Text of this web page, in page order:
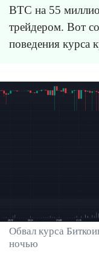
BTC на 55
трейдером. Вот
поведения курса
Обвал курса
ночью